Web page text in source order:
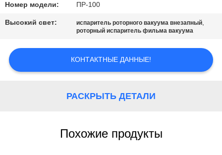
СПРОСИТЕ
КАРТА
КОНФИДЕНЦИАЛЬНОСТИ
Номер модели: ПР-100
Высокий свет: испаритель роторного вакуума внезапный,
роторный испаритель фильма вакуума
КОНТАКТНЫЕ ДАННЫЕ!
РАСКРЫТЬ ДЕТАЛИ
Похожие продукты